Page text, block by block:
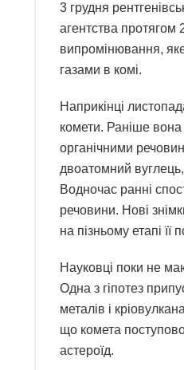
3 грудня
агентства протягом
випромінювання,
газами в комі.
Наприкінці
комети. Раніше
органічними
двоатомний
Водночас ранні
речовини. Нові
на пізньому етапі
Науковці поки не
Одна з гіпотез
металів і
що комета
астероїд.